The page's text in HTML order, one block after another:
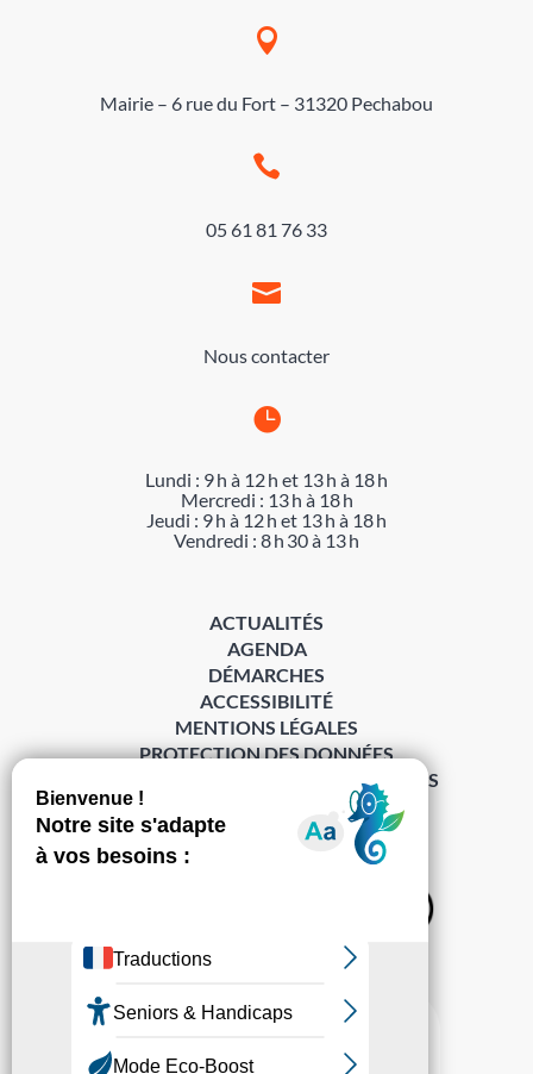

Mairie – 6 rue du Fort – 31320 Pechabou

05 61 81 76 33

Nous contacter

Lundi : 9 h à 12 h et 13 h à 18 h
Mercredi : 13 h à 18 h
Jeudi : 9 h à 12 h et 13 h à 18 h
Vendredi : 8 h 30 à 13 h
S’abonner à la Gazette ›
ACTUALITÉS
AGENDA
DÉMARCHES
ACCESSIBILITÉ
MENTIONS LÉGALES
PROTECTION DES DONNÉES
POLITIQUE DE GESTION DES COOKIES